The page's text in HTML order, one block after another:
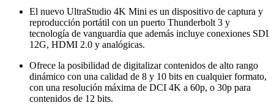
El nuevo UltraStudio 4K Mini es un dispositivo de captura y
reproducción portátil con un puerto Thunderbolt 3 y
tecnología de vanguardia que además incluye conexiones SDI
12G, HDMI 2.0 y analógicas.
Ofrece la posibilidad de digitalizar contenidos de alto rango
dinámico con una calidad de 8 y 10 bits en cualquier formato,
con una resolución máxima de DCI 4K a 60p, o 30p para
contenidos de 12 bits.